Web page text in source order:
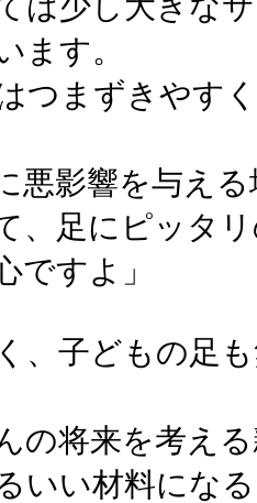
ます。
つまずきやす
悪影響を与え
、足にピッタ
ですよ」
、子どもの足
の将来を考え
いい材料にな